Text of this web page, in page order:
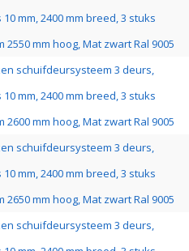
mm, 2400 mm breed, 3 stuks
2550 mm hoog, Mat zwart Ral 9005
schuifdeursysteem 3 deurs,
mm, 2400 mm breed, 3 stuks
2600 mm hoog, Mat zwart Ral 9005
schuifdeursysteem 3 deurs,
mm, 2400 mm breed, 3 stuks
2650 mm hoog, Mat zwart Ral 9005
schuifdeursysteem 3 deurs,